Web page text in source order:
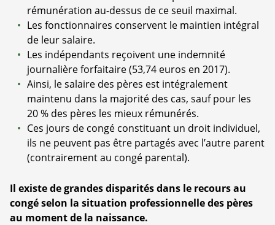
rémunération au-dessus de ce seuil maximal.
Les fonctionnaires conservent le maintien intégral
de leur salaire.
Les indépendants reçoivent une indemnité
journalière forfaitaire (53,74 euros en 2017).
Ainsi, le salaire des pères est intégralement
maintenu dans la majorité des cas, sauf pour les
20 % des pères les mieux rémunérés.
Ces jours de congé constituant un droit individuel,
ils ne peuvent pas être partagés avec l’autre parent
(contrairement au congé parental).
Il existe de grandes disparités dans le recours au
congé selon la situation professionnelle des pères
au moment de la naissance.